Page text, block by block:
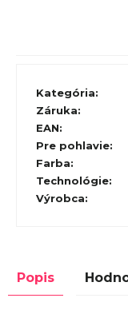
Kategória:
Záruka:
EAN:
Pre pohlavie:
Farba:
Technológie:
Výrobca:
Popis